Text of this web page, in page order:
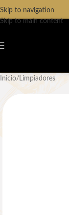
Skip to navigation
Skip to main content
Inicio/ Limpiadores